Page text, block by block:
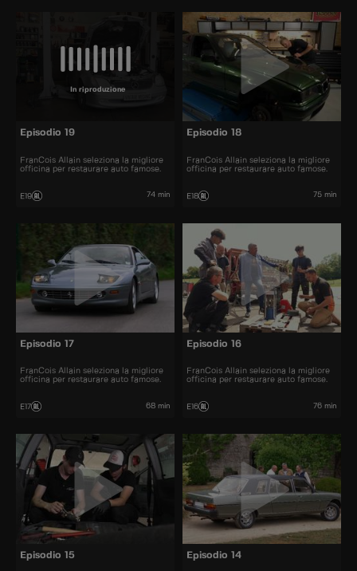
In riproduzione
Episodio 19
FranCois Allain seleziona la migliore
officina per restaurare auto famose.
E19 74 min
Episodio 18
FranCois Allain seleziona la migliore
officina per restaurare auto famose.
E18 75 min
Episodio 17
FranCois Allain seleziona la migliore
officina per restaurare auto famose.
E17 68 min
Episodio 16
FranCois Allain seleziona la migliore
officina per restaurare auto famose.
E16 76 min
Episodio 15 Episodio 14